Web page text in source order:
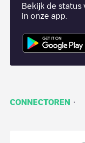
Bekijk de status
in onze app.
CONNECTOREN ·